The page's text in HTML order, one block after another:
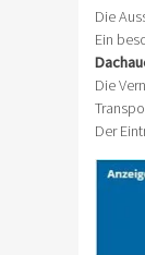
Die
Ein
Die
Der